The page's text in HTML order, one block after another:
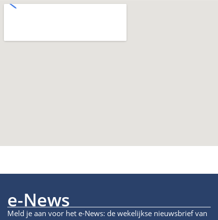
e-News
Meld je aan voor het e-News: de wekelijkse nieuwsbrief van